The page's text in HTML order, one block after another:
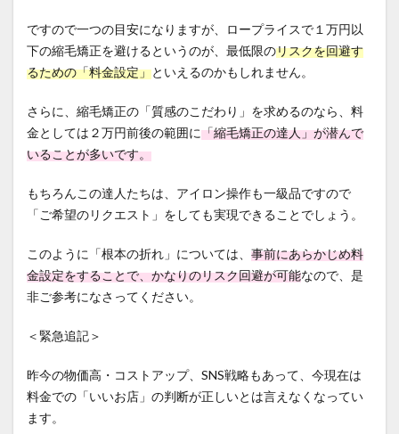
ですので一つの目安になりますが、ロープライスで１万円以
下の縮毛矯正を避けるというのが、最低限のリスクを回避す
るための「料金設定」といえるのかもしれません。
さらに、縮毛矯正の「質感のこだわり」を求めるのなら、料
金としては２万円前後の範囲に「縮毛矯正の達人」が潜んで
いることが多いです。
もちろんこの達人たちは、アイロン操作も一級品ですので
「ご希望のリクエスト」をしても実現できることでしょう。
このように「根本の折れ」については、 事前にあらかじめ料
金設定をすることで、かなりのリスク回避が可能なので、是
非ご参考になさってください。
＜緊急追記＞
昨今の物価高・コストアップ、SNS戦略もあって、今現在は
料金での「いいお店」の判断が正しいとは言えなくなってい
ます。